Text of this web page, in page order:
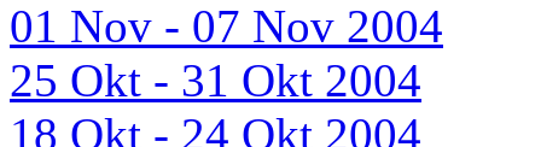
01 Nov - 07 Nov 2004
25 Okt - 31 Okt 2004
18 Okt - 24 Okt 2004